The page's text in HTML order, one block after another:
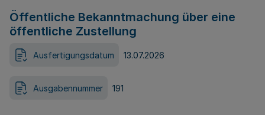
Öffentliche Bekanntmachung über eine
öffentliche Zustellung
Ausfertigungsdatum 13.07.2026
Ausgabennummer 191